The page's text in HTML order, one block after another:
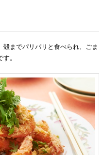
までパリパリと食べられ、ごま
。